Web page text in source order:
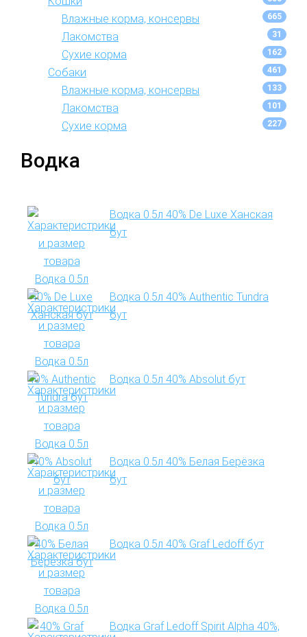
Влажные корма, консервы 665
Лакомства 31
Сухие корма 162
Собаки 461
Влажные корма, консервы 133
Лакомства 101
Сухие корма 227
Водка
Водка 0.5л 40% De Luxe Ханская
бут
Водка 0.5л 40% Authentic Tundra
бут
Водка 0.5л 40% Absolut бут
Водка 0.5л 40% Белая Берёзка
бут
Водка 0.5л 40% Graf Ledoff бут
Водка Graf Ledoff Spirit Alpha 40%,